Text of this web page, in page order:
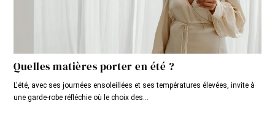
Quelles matières porter en été ?
L'été, avec ses journées ensoleillées et ses températures élevées, invite à
une garde-robe réfléchie où le choix des...